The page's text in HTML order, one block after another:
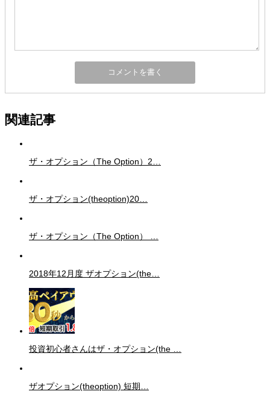
関連記事
ザ・オプション（The Option）2…
ザ・オプション(theoption)20…
ザ・オプション（The Option） …
2018年12月度 ザオプション(the…
投資初心者さんはザ・オプション(the …
ザオプション(theoption) 短期…